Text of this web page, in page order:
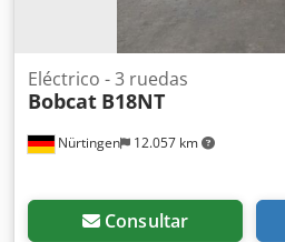
Nürtingen 12.057 km
Eléctrico - 3 ruedas
Bobcat B18NT
Consultar